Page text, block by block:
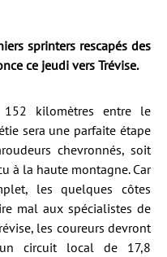
sprinters rescapés des
ce jeudi vers Trévise.
152 kilomètres entre le
sera une parfaite étape
chevronnés, soit
à la haute montagne. Car
les quelques côtes
mal aux spécialistes de
les coureurs devront
circuit local de 17,8